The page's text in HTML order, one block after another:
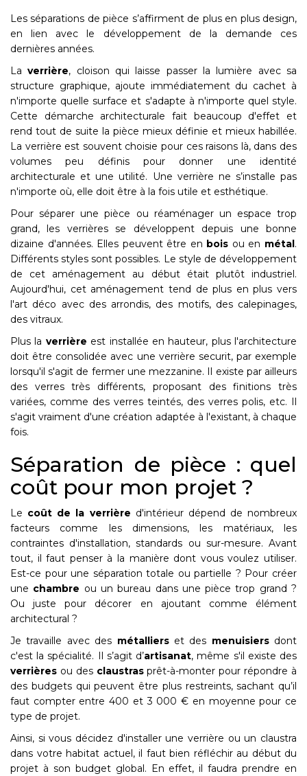
Les séparations de pièce s’affirment de plus en plus design,
en lien avec le développement de la demande ces
dernières années.
Laverrière, cloison qui laisse passer la lumière avec sa
structure graphique, ajoute immédiatement du cachet à
n'importe quelle surface et s'adapte à n'importe quel style.
Cette démarche architecturale fait beaucoup d'effet et
rend tout de suite la pièce mieux définie et mieux habillée.
La verrière est souvent choisie pour ces raisons là, dans des
volumes peu définis pour donner une identité
architecturale et une utilité. Une verrière ne s’installe pas
n'importe où, elle doit être à la fois utile et esthétique.
Pour séparer une pièce ou réaménager un espace trop
grand, les verrières se développent depuis une bonne
dizaine d'années. Elles peuvent être en bois ou en métal.
Différents styles sont possibles. Le style de développement
de cet aménagement au début était plutôt industriel.
Aujourd'hui, cet aménagement tend de plus en plus vers
l'art déco avec des arrondis, des motifs, des calepinages,
des vitraux.
Plus la verrière est installée en hauteur, plus l'architecture
doit être consolidée avec une verrière securit, par exemple
lorsqu'il s'agit de fermer une mezzanine. Il existe par ailleurs
des verres très différents, proposant des finitions très
variées, comme des verres teintés, des verres polis, etc. Il
s'agit vraiment d'une création adaptée à l'existant, à chaque
fois.
Séparation de pièce : quel
coût pour mon projet ?
Le coût de la verrière d'intérieur dépend de nombreux
facteurs comme les dimensions, les matériaux, les
contraintes d'installation, standards ou sur-mesure. Avant
tout, il faut penser à la manière dont vous voulez utiliser.
Est-ce pour une séparation totale ou partielle ? Pour créer
une chambre ou un bureau dans une pièce trop grand ?
Ou juste pour décorer en ajoutant comme élément
architectural ?
Je travaille avec des métallierset des menuisiersdont
c'est la spécialité. Il s’agit d’artisanat, même s'il existe des
verrières ou des claustrasprêt-à-monter pour répondre à
des budgets qui peuvent être plus restreints, sachant qu’il
faut compter entre 400 et 3 000 € en moyenne pour ce
type de projet.
Ainsi, si vous décidez d'installer une verrière ou un claustra
dans votre habitat actuel, il faut bien réfléchir au début du
projet à son budget global. En effet, il faudra prendre en